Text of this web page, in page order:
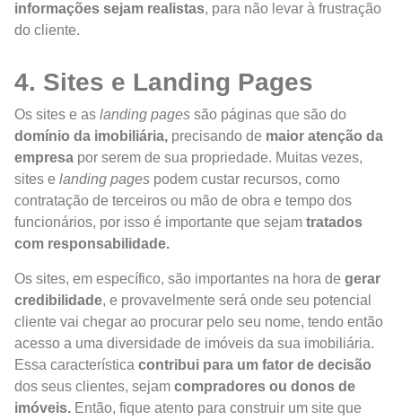
informações sejam realistas, para não levar à frustração
do cliente.
4. Sites e Landing Pages
Os sites e as landing pages são páginas que são do
domínio da imobiliária, precisando de maior atenção da
empresa por serem de sua propriedade. Muitas vezes,
sites e landing pages podem custar recursos, como
contratação de terceiros ou mão de obra e tempo dos
funcionários, por isso é importante que sejam tratados
com responsabilidade.
Os sites, em específico, são importantes na hora de gerar
credibilidade, e provavelmente será onde seu potencial
cliente vai chegar ao procurar pelo seu nome, tendo então
acesso a uma diversidade de imóveis da sua imobiliária.
Essa característica contribui para um fator de decisão
dos seus clientes, sejam compradores ou donos de
imóveis. Então, fique atento para construir um site que